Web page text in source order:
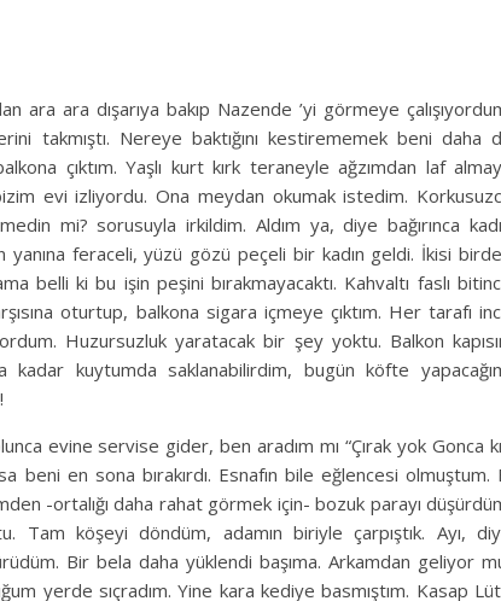
ara dışarıya bakıp Nazende ’yi görmeye
takmıştı. Nereye baktığını kestirememek beni daha
çıktım. Yaşlı kurt kırk teraneyle ağzımdan laf
evi izliyordu. Ona meydan okumak istedim.
mi? sorusuyla irkildim. Aldım ya, diye bağırınca
yanına feraceli, yüzü gözü peçeli bir kadın geldi. İkisi
belli ki bu işin peşini bırakmayacaktı. Kahvaltı faslı
oturtup, balkona sigara içmeye çıktım. Her tarafı
Huzursuzluk yaratacak bir şey yoktu. Balkon
kuytumda saklanabilirdim, bugün köfte
evine servise gider, ben aradım mı “Çırak yok Gonca
en sona bırakırdı. Esnafın bile eğlencesi olmuştum.
-ortalığı daha rahat görmek için- bozuk parayı
Tam köşeyi döndüm, adamın biriyle çarpıştık. Ayı,
Bir bela daha yüklendi başıma. Arkamdan geliyor
yerde sıçradım. Yine kara kediye basmıştım. Kasap